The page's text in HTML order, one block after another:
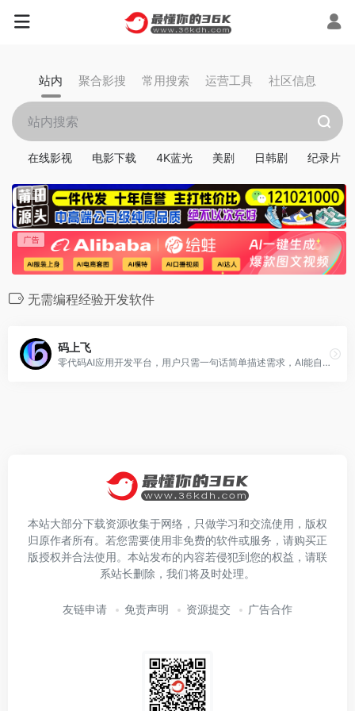
站内 聚合影搜 常用搜索 运营工具 社区信息
在线影视 电影下载 4K蓝光 美剧 日韩剧 纪录片
无需编程经验开发软件
码上飞
零代码AI应用开发平台，用户只需一句话简单描述需求，AI能自动生成小程序、APP或H5网页应用，无需编写代码
本站大部分下载资源收集于网络，只做学习和交流使用，版权
归原作者所有。若您需要使用非免费的软件或服务，请购买正
版授权并合法使用。本站发布的内容若侵犯到您的权益，请联
系站长删除，我们将及时处理。
友链申请 免责声明 资源提交 广告合作